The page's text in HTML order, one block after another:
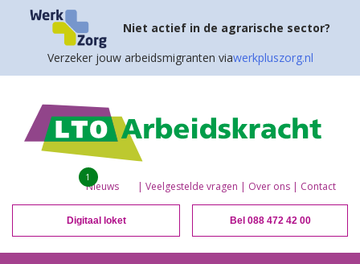
Niet actief in de agrarische sector?
Verzeker jouw arbeidsmigranten viawerkpluszorg.nl
Nieuws
1
| Veelgestelde vragen | Over ons | Contact
Digitaal loket Bel 088 472 42 00